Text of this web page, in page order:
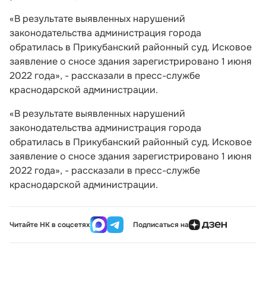
«В результате выявленных нарушений
законодательства администрация города
обратилась в Прикубанский районный суд. Исковое
заявление о сносе здания зарегистрировано 1 июня
2022 года», - рассказали в пресс-службе
краснодарской администрации.
«В результате выявленных нарушений
законодательства администрация города
обратилась в Прикубанский районный суд. Исковое
заявление о сносе здания зарегистрировано 1 июня
2022 года», - рассказали в пресс-службе
краснодарской администрации.
Читайте НК в соцсетях Подписаться на